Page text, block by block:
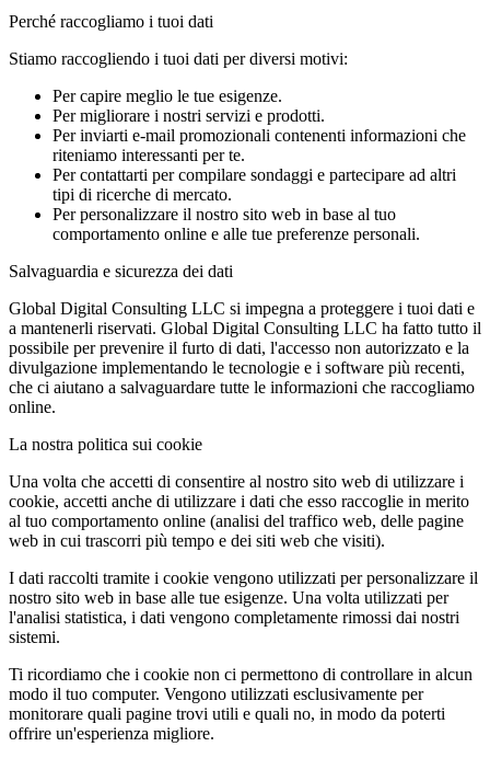
Perché raccogliamo i tuoi dati
Stiamo raccogliendo i tuoi dati per diversi motivi:
Per capire meglio le tue esigenze.
Per migliorare i nostri servizi e prodotti.
Per inviarti e-mail promozionali contenenti informazioni che
riteniamo interessanti per te.
Per contattarti per compilare sondaggi e partecipare ad altri
tipi di ricerche di mercato.
Per personalizzare il nostro sito web in base al tuo
comportamento online e alle tue preferenze personali.
Salvaguardia e sicurezza dei dati
Global Digital Consulting LLC si impegna a proteggere i tuoi dati e
a mantenerli riservati. Global Digital Consulting LLC ha fatto tutto il
possibile per prevenire il furto di dati, l'accesso non autorizzato e la
divulgazione implementando le tecnologie e i software più recenti,
che ci aiutano a salvaguardare tutte le informazioni che raccogliamo
online.
La nostra politica sui cookie
Una volta che accetti di consentire al nostro sito web di utilizzare i
cookie, accetti anche di utilizzare i dati che esso raccoglie in merito
al tuo comportamento online (analisi del traffico web, delle pagine
web in cui trascorri più tempo e dei siti web che visiti).
I dati raccolti tramite i cookie vengono utilizzati per personalizzare il
nostro sito web in base alle tue esigenze. Una volta utilizzati per
l'analisi statistica, i dati vengono completamente rimossi dai nostri
sistemi.
Ti ricordiamo che i cookie non ci permettono di controllare in alcun
modo il tuo computer. Vengono utilizzati esclusivamente per
monitorare quali pagine trovi utili e quali no, in modo da poterti
offrire un'esperienza migliore.